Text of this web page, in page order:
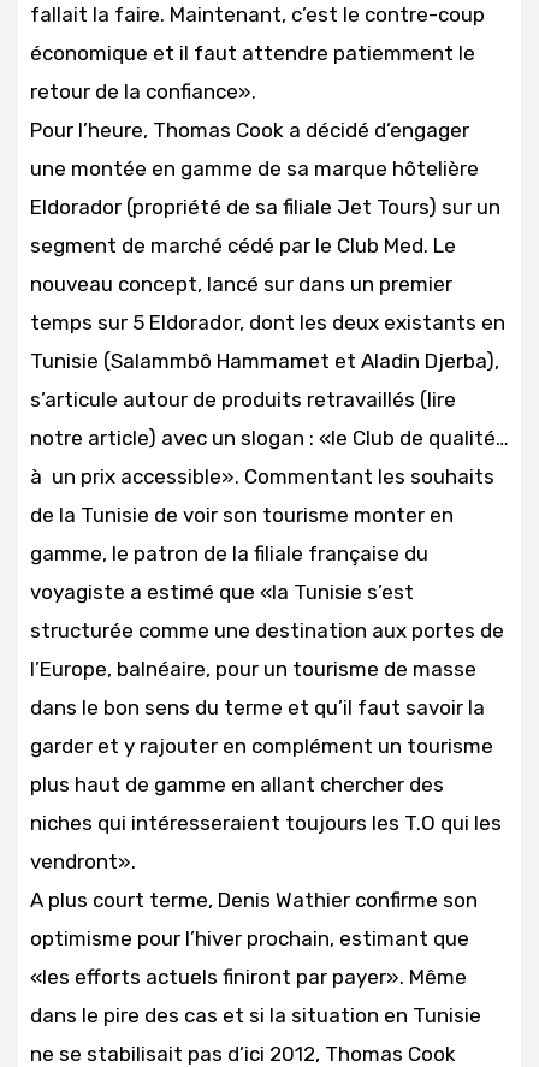
fallait la faire. Maintenant, c’est le contre-coup
économique et il faut attendre patiemment le
retour de la confiance».
Pour l’heure, Thomas Cook a décidé d’engager
une montée en gamme de sa marque hôtelière
Eldorador (propriété de sa filiale Jet Tours) sur un
segment de marché cédé par le Club Med. Le
nouveau concept, lancé sur dans un premier
temps sur 5 Eldorador, dont les deux existants en
Tunisie (Salammbô Hammamet et Aladin Djerba),
s’articule autour de produits retravaillés (lire
notre article) avec un slogan : «le Club de qualité…
à un prix accessible». Commentant les souhaits
de la Tunisie de voir son tourisme monter en
gamme, le patron de la filiale française du
voyagiste a estimé que «la Tunisie s’est
structurée comme une destination aux portes de
l’Europe, balnéaire, pour un tourisme de masse
dans le bon sens du terme et qu’il faut savoir la
garder et y rajouter en complément un tourisme
plus haut de gamme en allant chercher des
niches qui intéresseraient toujours les T.O qui les
vendront».
A plus court terme, Denis Wathier confirme son
optimisme pour l’hiver prochain, estimant que
«les efforts actuels finiront par payer». Même
dans le pire des cas et si la situation en Tunisie
ne se stabilisait pas d’ici 2012, Thomas Cook